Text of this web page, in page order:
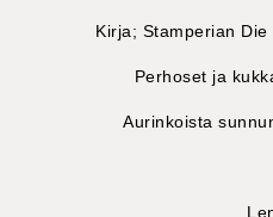
Kirja; Stamperian
Perhoset ja
Aurinkoista